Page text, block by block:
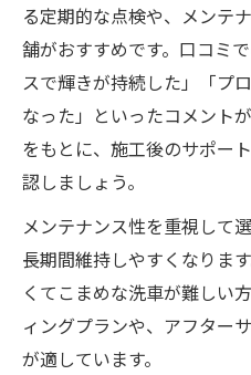
る定期的な点検や、メンテ
舗がおすすめです。口コミ
スで輝きが持続した」「プ
なった」といったコメント
をもとに、施工後のサポー
認しましょう。
メンテナンス性を重視して
長期間維持しやすくなりま
くてこまめな洗車が難しい
ィングプランや、アフター
が適しています。